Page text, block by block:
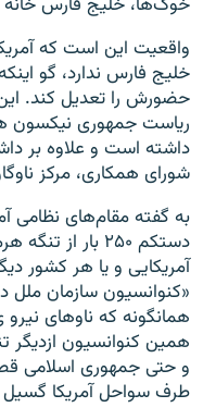
خوک‌ها، خلیج فارس خانه
واقعیت این است که
خلیج فارس ندارد، گو
حضورش را تعدیل کند.
ریاست جمهوری نیکسون
داشته است و علاوه بر
شورای همکاری، مرکز
به گفته مقام‌های نظامی
دستکم ۲۵۰ بار از
آمریکایی و یا هر کشور
«کنوانسیون سازمان ملل
همانگونه که ناو‌های
همین کنوانسیون ازدیگر
و حتی جمهوری اسلامی
طرف سواحل آمریکا گسیل